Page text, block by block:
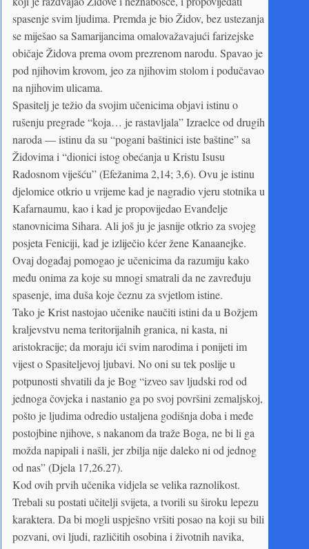
spasenje svim ljudima. Premda je bio Židov, bez ustezanja
se miješao sa Samarijancima omalovažavajući farizejske
običaje Židova prema ovom prezrenom narodu. Spavao je
pod njihovim krovom, jeo za njihovim stolom i podučavao
na njihovim ulicama.
Spasitelj je težio da svojim učenicima objavi istinu o
rušenju pregrade “koja… je rastavljala” Izraelce od drugih
naroda — istinu da su “pogani baštinici iste baštine” sa
Židovima i “dionici istog obećanja u Kristu Isusu
Radosnom viješću” (Efežanima 2,14; 3,6). Ovu je istinu
djelomice otkrio u vrijeme kad je nagradio vjeru stotnika u
Kafarnaumu, kao i kad je propovijedao Evanđelje
stanovnicima Sihara. Ali još ju je jasnije otkrio za svojeg
posjeta Feniciji, kad je izliječio kćer žene Kanaanejke.
Ovaj događaj pomogao je učenicima da razumiju kako
među onima za koje su mnogi smatrali da ne zavređuju
spasenje, ima duša koje čeznu za svjetlom istine.
Tako je Krist nastojao učenike naučiti istini da u Božjem
kraljevstvu nema teritorijalnih granica, ni kasta, ni
aristokracije; da moraju ići svim narodima i ponijeti im
vijest o Spasiteljevoj ljubavi. No oni su tek poslije u
potpunosti shvatili da je Bog “izveo sav ljudski rod od
jednoga čovjeka i nastanio ga po svoj površini zemaljskoj,
pošto je ljudima odredio ustaljena godišnja doba i međe
postojbine njihove, s nakanom da traže Boga, ne bi li ga
možda napipali i našli, jer zbilja nije daleko ni od jednog
od nas” (Djela 17,26.27).
Kod ovih prvih učenika vidjela se velika raznolikost.
Trebali su postati učitelji svijeta, a tvorili su široku lepezu
karaktera. Da bi mogli uspješno vršiti posao na koji su bili
pozvani, ovi ljudi, različitih osobina i životnih navika,